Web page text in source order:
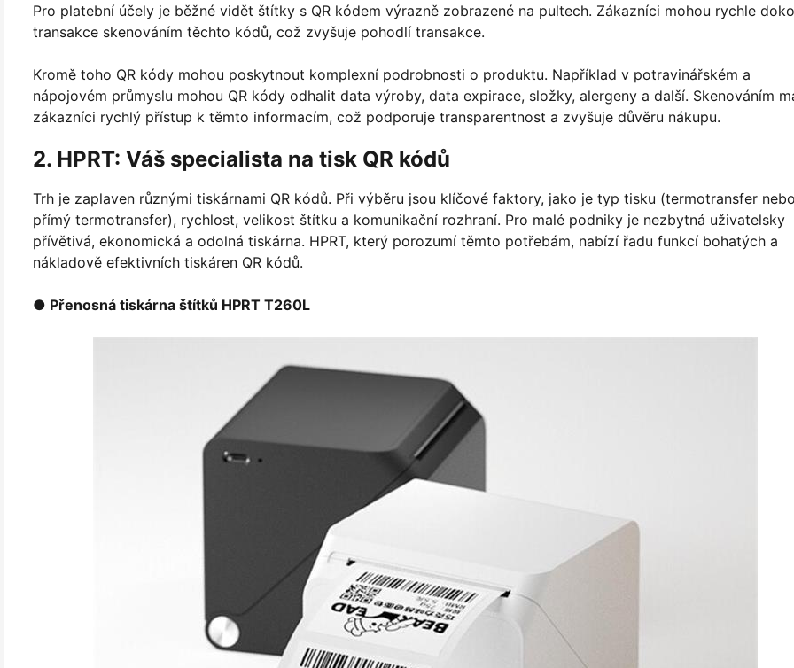
Pro platební účely je běžné vidět štítky s QR kódem výrazně zobrazené na pultech. Zákazníci mohou rychle
transakce skenováním těchto kódů, což zvyšuje pohodlí transakce.
Kromě toho QR kódy mohou poskytnout komplexní podrobnosti o produktu. Například v potravinářském a
nápojovém průmyslu mohou QR kódy odhalit data výroby, data expirace, složky, alergeny a další. Skenováním
zákazníci rychlý přístup k těmto informacím, což podporuje transparentnost a zvyšuje důvěru nákupu.
2. HPRT: Váš specialista na tisk QR kódů
Trh je zaplaven různými tiskárnami QR kódů. Při výběru jsou klíčové faktory, jako je typ tisku (termotransfer
přímý termotransfer), rychlost, velikost štítku a komunikační rozhraní. Pro malé podniky je nezbytná uživatelsky
přívětivá, ekonomická a odolná tiskárna. HPRT, který porozumí těmto potřebám, nabízí řadu funkcí bohatých a
nákladově efektivních tiskáren QR kódů.
● Přenosná tiskárna štítků HPRT T260L